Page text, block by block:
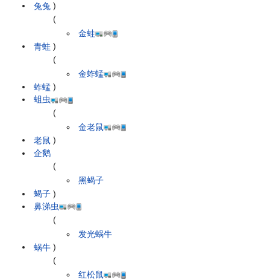
兔兔 )
青蛙
(
金蛙
)
蚱蜢
(
金蚱蜢
)
蛆虫
老鼠
(
金老鼠
)
企鹅
蝎子
(
黑蝎子
)
鼻涕虫
蜗牛
(
发光蜗牛
)
(
红松鼠